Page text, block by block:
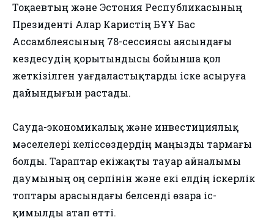
Тоқаевтың және Эстония Республикасының
Президенті Алар Каристің БҰҰ Бас
Ассамблеясының 78-сессиясы аясындағы
кездесудің қорытындысы бойынша қол
жеткізілген уағдаластықтарды іске асыруға
дайындығын растады.
Сауда-экономикалық және инвестициялық
мәселелері келіссөздердің маңызды тармағы
болды. Тараптар екіжақты тауар айналымы
даумының оң серпінін және екі елдің іскерлік
топтары арасындағы белсенді өзара іс-
қимылды атап өтті.